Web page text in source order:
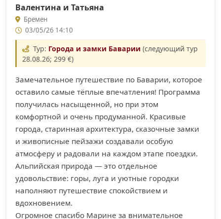
Валентина и Татьяна
Бремен
03/05/26 14:10
Тур: Города и замки Баварии (следующий тур
28.08.26; 299 €)
Замечательное путешествие по Баварии, которое
оставило самые тёплые впечатления! Программа
получилась насыщенной, но при этом
комфортной и очень продуманной. Красивые
города, старинная архитектура, сказочные замки
и живописные пейзажи создавали особую
атмосферу и радовали на каждом этапе поездки.
Альпийская природа — это отдельное
удовольствие: горы, луга и уютные городки
наполняют путешествие спокойствием и
вдохновением.
Огромное спасибо Марине за внимательное